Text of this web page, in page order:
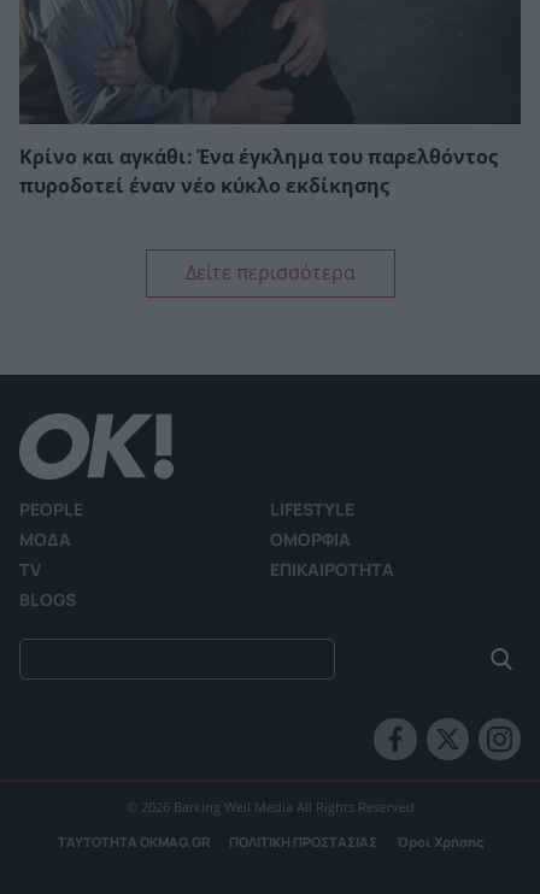
Κρίνο και αγκάθι: Ένα έγκλημα του παρελθόντος
πυροδοτεί έναν νέο κύκλο εκδίκησης
Δείτε περισσότερα
PEOPLE
LIFESTYLE
ΜΟΔΑ
ΟΜΟΡΦΙΑ
TV
ΕΠΙΚΑΙΡΟΤΗΤΑ
BLOGS
© 2026 Barking Well Media All Rights Reserved
ΤΑΥΤΟΤΗΤΑ OKMAG.GR ΠΟΛΙΤΙΚΗ ΠΡΟΣΤΑΣΙΑΣ Όροι Χρήσης